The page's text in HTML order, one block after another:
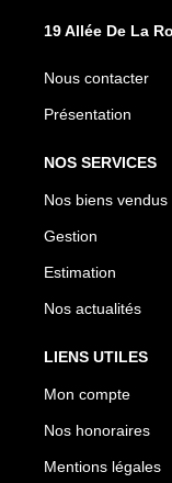
19 Allée De La
Nous contacter
Présentation
NOS SERVICES
Nos biens vendus
Gestion
Estimation
Nos actualités
LIENS UTILES
Mon compte
Nos honoraires
Mentions légales